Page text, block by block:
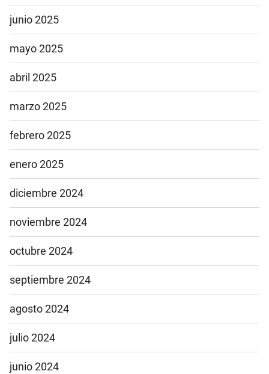
junio 2025
mayo 2025
abril 2025
marzo 2025
febrero 2025
enero 2025
diciembre 2024
noviembre 2024
octubre 2024
septiembre 2024
agosto 2024
julio 2024
junio 2024